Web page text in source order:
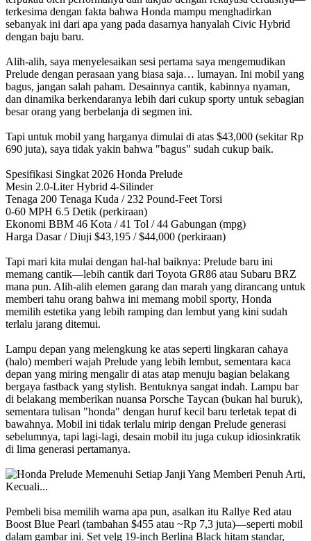
terkesima dengan fakta bahwa Honda mampu menghadirkan
sebanyak ini dari apa yang pada dasarnya hanyalah Civic Hybrid
dengan baju baru.
Alih-alih, saya menyelesaikan sesi pertama saya mengemudikan
Prelude dengan perasaan yang biasa saja… lumayan. Ini mobil yang
bagus, jangan salah paham. Desainnya cantik, kabinnya nyaman,
dan dinamika berkendaranya lebih dari cukup sporty untuk sebagian
besar orang yang berbelanja di segmen ini.
Tapi untuk mobil yang harganya dimulai di atas $43,000 (sekitar Rp
690 juta), saya tidak yakin bahwa "bagus" sudah cukup baik.
Spesifikasi Singkat 2026 Honda Prelude
Mesin 2.0-Liter Hybrid 4-Silinder
Tenaga 200 Tenaga Kuda / 232 Pound-Feet Torsi
0-60 MPH 6.5 Detik (perkiraan)
Ekonomi BBM 46 Kota / 41 Tol / 44 Gabungan (mpg)
Harga Dasar / Diuji $43,195 / $44,000 (perkiraan)
Tapi mari kita mulai dengan hal-hal baiknya: Prelude baru ini
memang cantik—lebih cantik dari Toyota GR86 atau Subaru BRZ
mana pun. Alih-alih elemen garang dan marah yang dirancang untuk
memberi tahu orang bahwa ini memang mobil sporty, Honda
memilih estetika yang lebih ramping dan lembut yang kini sudah
terlalu jarang ditemui.
Lampu depan yang melengkung ke atas seperti lingkaran cahaya
(halo) memberi wajah Prelude yang lebih lembut, sementara kaca
depan yang miring mengalir di atas atap menuju bagian belakang
bergaya fastback yang stylish. Bentuknya sangat indah. Lampu bar
di belakang memberikan nuansa Porsche Taycan (bukan hal buruk),
sementara tulisan "honda" dengan huruf kecil baru terletak tepat di
bawahnya. Mobil ini tidak terlalu mirip dengan Prelude generasi
sebelumnya, tapi lagi-lagi, desain mobil itu juga cukup idiosinkratik
di lima generasi pertamanya.
Pembeli bisa memilih warna apa pun, asalkan itu Rallye Red atau
Boost Blue Pearl (tambahan $455 atau ~Rp 7,3 juta)—seperti mobil
dalam gambar ini. Set velg 19-inch Berlina Black hitam standar,